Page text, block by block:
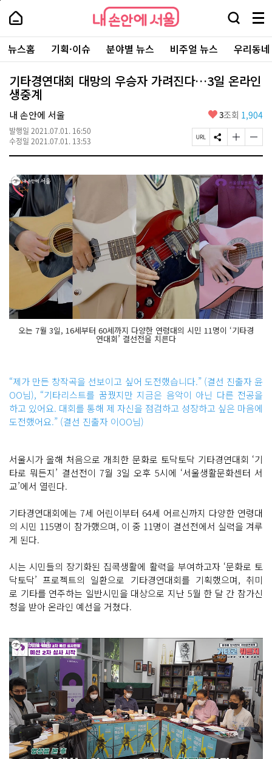
본
로
가
내
손
안
에
서
울
-
서
울
시
대
표
소
통
포
내
손
에
울
검
창
열
기
메
뉴
전
체
보
기
주
요
서
뉴스홈 기획·이슈 분야별 뉴스 비주얼 뉴스 우리동
기타경연대회 대망의 우승자 가려진다…3일 온라인
생중계
내 손안에 서울
발행일 2021.07.01. 16:50
수정일 2021.07.01. 13:53
좋
요
3조회 1,904
페
이
U
R
L
복
사
S
N
공
유
글
자
기
크
게
변
경
하
기
글
자
기
작
게
변
경
하
오는 7월 3일, 16세부터 60세까지 다양한 연령대의 시민 11명이 ‘기타경
연대회’ 결선전을 치른다
“제가 만든 창작곡을 선보이고 싶어 도전했습니다.” (결선 진출자 윤
OO님), “기타리스트를 꿈꿨지만 지금은 음악이 아닌 다른 전공을
하고 있어요. 대회를 통해 제 자신을 점검하고 성장하고 싶은 마음에
도전했어요.” (결선 진출자 이OO님)
서울시가 올해 처음으로 개최한 문화로 토닥토닥 기타경연대회 ‘기
타로 뭐든지’ 결선전이 7월 3일 오후 5시에 ‘서울생활문화센터 서
교’에서 열린다.
기타경연대회에는 7세 어린이부터 64세 어르신까지 다양한 연령대
의 시민 115명이 참가했으며, 이 중 11명이 결선전에서 실력을 겨루
게 된다.
시는 시민들의 장기화된 집콕생활에 활력을 부여하고자 ‘문화로 토
닥토닥’ 프로젝트의 일환으로 기타경연대회를 기획했으며, 취미
로 기타를 연주하는 일반시민을 대상으로 지난 5월 한 달 간 참가신
청을 받아 온라인 예선을 거쳤다.
페
상
단
로